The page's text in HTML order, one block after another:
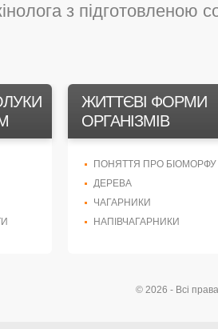
з підготовленою
ЖИТТЄВІ ФОРМИ
ОРГАНІЗМІВ
ПОНЯТТЯ ПРО БІОМОРФУ
ДЕРЕВА
ЧАГАРНИКИ
НАПІВЧАГАРНИКИ
© 2026 - Всі